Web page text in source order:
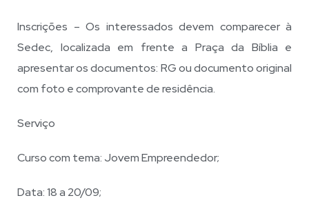
Inscrições – Os interessados devem comparecer à
Sedec, localizada em frente a Praça da Bíblia e
apresentar os documentos: RG ou documento original
com foto e comprovante de residência.
Serviço
Curso com tema: Jovem Empreendedor;
Data: 18 a 20/09;